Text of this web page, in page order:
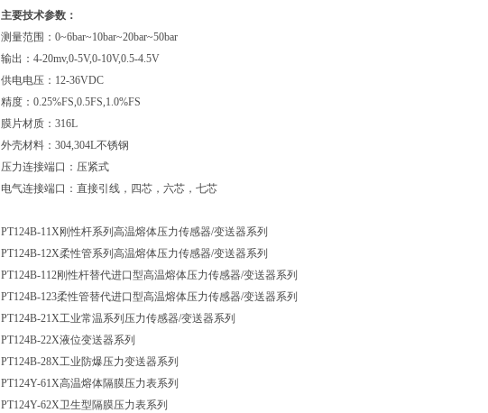
主要技术参数：
测量范围： 0~6bar~10bar~20bar~50bar
输出： 4-20mv,0-5V,0-10V,0.5-4.5V
供电电压： 12-36VDC
精度： 0.25%FS,0.5FS,1.0%FS
膜片材质： 316L
外壳材料： 304,304L不锈钢
压力连接端口：压紧式
电气连接端口：直接引线，四芯，六芯，七芯
PT124B-11X刚性杆系列高温熔体压力传感器/变送器系列
PT124B-12X柔性管系列高温熔体压力传感器/变送器系列
PT124B-112刚性杆替代进口型高温熔体压力传感器/变送器系列
PT124B-123柔性管替代进口型高温熔体压力传感器/变送器系列
PT124B-21X工业常温系列压力传感器/变送器系列
PT124B-22X液位变送器系列
PT124B-28X工业防爆压力变送器系列
PT124Y-61X高温熔体隔膜压力表系列
PT124Y-62X卫生型隔膜压力表系列